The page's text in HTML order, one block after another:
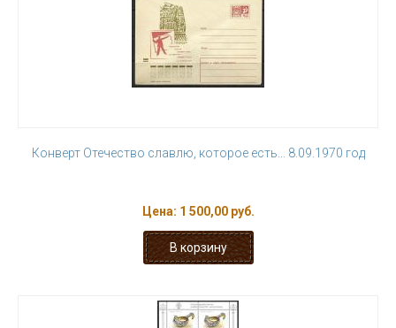
Конверт Отечество славлю, которое есть... 8.09.1970 год
Цена: 1 500,00 руб.